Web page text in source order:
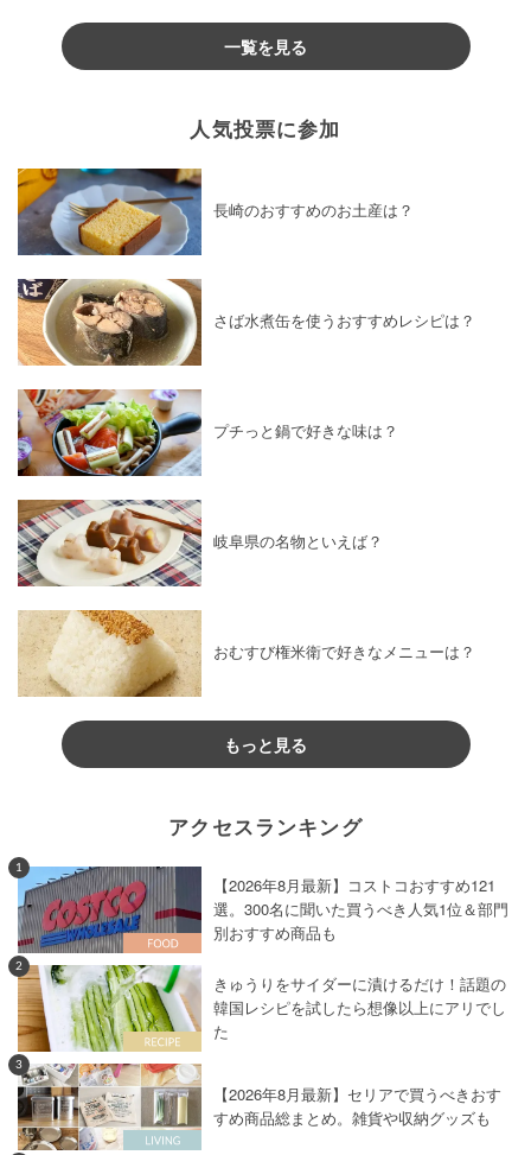
一覧を見る
人気投票に参加
長崎のおすすめのお土産は？
さば水煮缶を使うおすすめレシピは？
プチっと鍋で好きな味は？
岐阜県の名物といえば？
おむすび権米衛で好きなメニューは？
もっと見る
アクセスランキング
1
【2026年8月最新】コストコおすすめ121
選。300名に聞いた買うべき人気1位＆部門
別おすすめ商品も
2
きゅうりをサイダーに漬けるだけ！話題の
韓国レシピを試したら想像以上にアリでし
た
3
【2026年8月最新】セリアで買うべきおす
すめ商品総まとめ。雑貨や収納グッズも